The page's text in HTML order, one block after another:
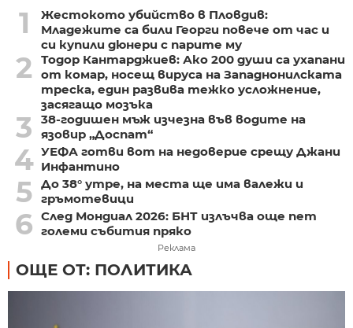
1
Жестокото убийство в Пловдив:
Младежите са били Георги повече от час и
си купили дюнери с парите му
2
Тодор Кантарджиев: Ако 200 души са ухапани
от комар, носещ вируса на Западнонилската
треска, един развива тежко усложнение,
засягащо мозъка
3
38-годишен мъж изчезна във водите на
язовир „Доспат“
4 УЕФА готви вот на недоверие срещу Джани
Инфантино
5 До 38° утре, на места ще има валежи и
гръмотевици
6 След Мондиал 2026: БНТ излъчва още пет
големи събития пряко
Реклама
ОЩЕ ОТ: ПОЛИТИКА